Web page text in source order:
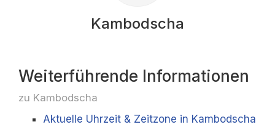
Kambodscha
Weiterführende Informationen
zu Kambodscha
Aktuelle Uhrzeit & Zeitzone in Kambodscha